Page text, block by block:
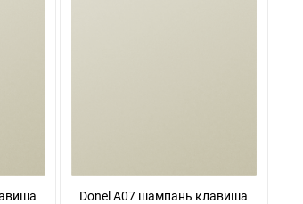
Donel A07 шампань клавиша